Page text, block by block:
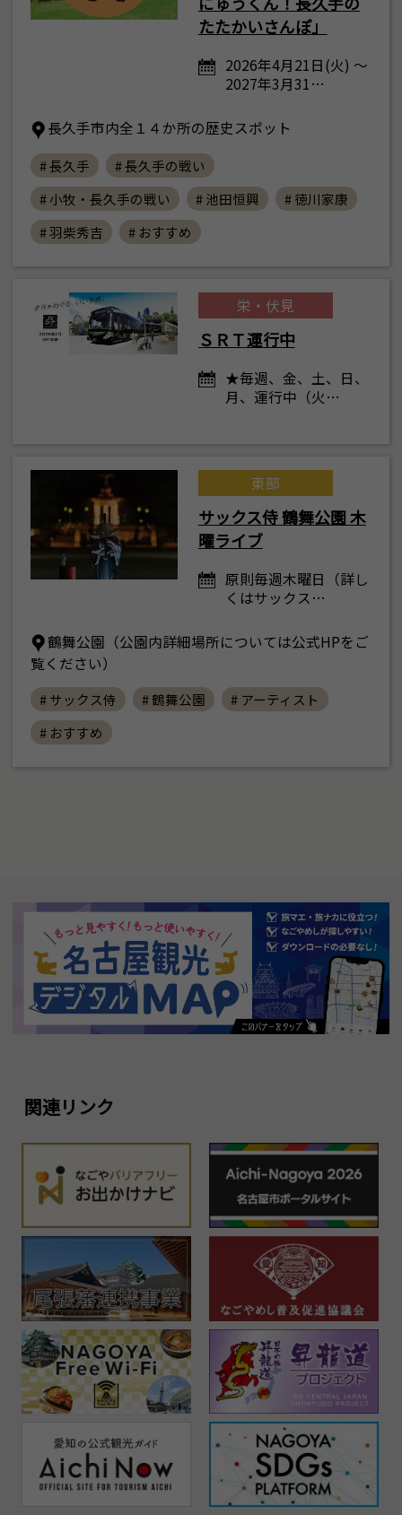
たたかいさんぽ」
2026年4月21日(火) ～
2027年3月31…
長久手市内全１４か所の歴史スポット
# 長久手
# 長久手の戦い
# 小牧・長久手の戦い
# 池田恒興
# 徳川家康
# 羽柴秀吉
# おすすめ
栄・伏見
ＳＲＴ運行中
★毎週、金、土、日、
月、運行中（火…
東部
サックス侍 鶴舞公園 木
曜ライブ
原則毎週木曜日（詳し
くはサックス…
鶴舞公園（公園内詳細場所については公式HPをご
覧ください）
# サックス侍 # 鶴舞公園
# アーティスト
# おすすめ
関連リンク